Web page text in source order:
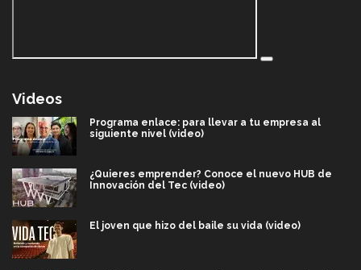
Videos
Programa enlace: para llevar a tu empresa al
siguiente nivel (video)
¿Quieres emprender? Conoce el nuevo HUB de
Innovación del Tec (video)
El joven que hizo del baile su vida (video)